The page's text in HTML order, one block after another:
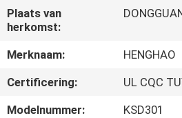
SHOW
OVER
ONS
Plaats van
herkomst:
Merknaam:
HENGHAO
Certificering:
UL CQC
Modelnummer:
KSD301